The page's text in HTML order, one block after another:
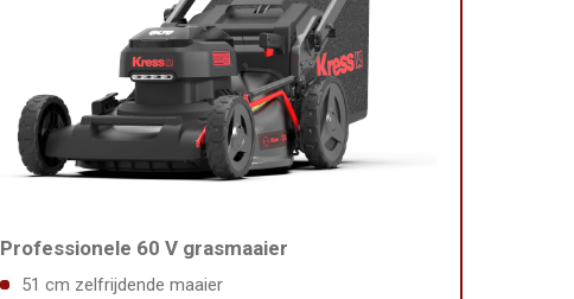
Professionele 60 V grasmaaier
51 cm zelfrijdende maaier